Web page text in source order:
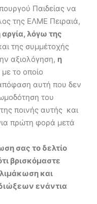
Παιδείας να
της ΕΛΜΕ Πειραιά,
λόγω της
της συμμέτοχής
αξιολόγηση, η
με το οποίο
αυτή που δεν
του
ποινής αυτής και
πρώτη φορά μετά
σας το δελτίο
βρισκόμαστε
και
ενάντια